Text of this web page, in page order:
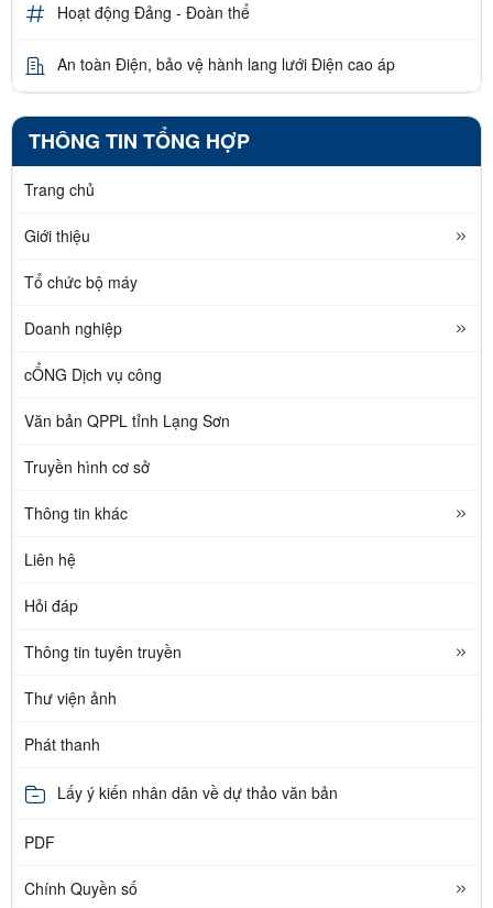
Hoạt động Đảng - Đoàn thể
An toàn Điện, bảo vệ hành lang lưới Điện cao áp
THÔNG TIN TỔNG HỢP
Trang chủ
Giới thiệu
Tổ chức bộ máy
Doanh nghiệp
cỔNG Dịch vụ công
Văn bản QPPL tỉnh Lạng Sơn
Truyền hình cơ sở
Thông tin khác
Liên hệ
Hỏi đáp
Thông tin tuyên truyền
Thư viện ảnh
Phát thanh
Lấy ý kiến nhân dân về dự thảo văn bản
PDF
Chính Quyền số